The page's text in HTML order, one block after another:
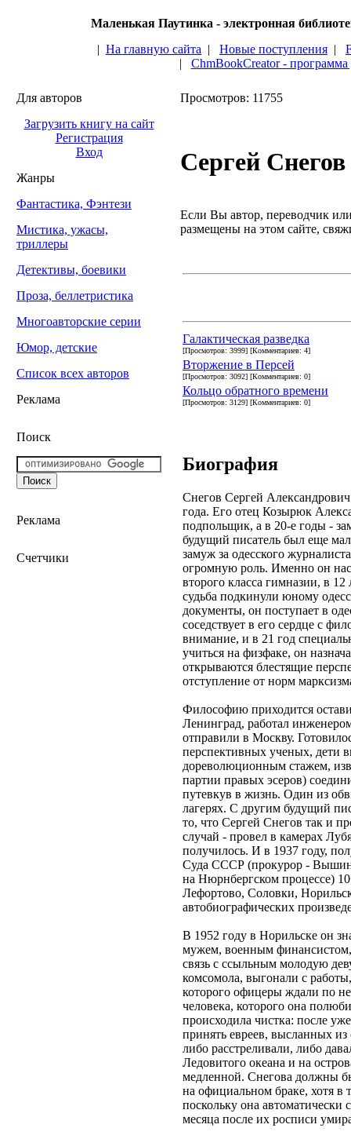
Маленькая Паутинка - электронная
| На главную сайта | Новые поступления |
| ChmBookCreator -
Для авторов
Загрузить книгу на сайт
Регистрация
Вход
Жанры
Фантастика, Фэнтези
Мистика, ужасы,
триллеры
Детективы, боевики
Проза, беллетристика
Многоавторские серии
Юмор, детские
Список всех авторов
Реклама
Поиск
Реклама
Счетчики
Просмотров: 11755
Сергей Снегов
Если Вы автор, переводчик
размещены на этом сайте,
Галактическая разведка
[Просмотров: 3999] [Комментариев: 4]
Вторжение в Персей
[Просмотров: 3092] [Комментариев: 0]
Кольцо обратного времени
[Просмотров: 3129] [Комментариев: 0]
Биография
Снегов Сергей
года. Его отец Козырюк
подпольщик, а в 20-е годы -
будущий писатель был еще
замуж за одесского
огромную роль. Именно он
второго класса гимназии, в
судьба подкинули юному
документы, он поступает в
соседствует в его сердце с
внимание, и в 21 год
учиться на физфаке, он
открываются блестящие
отступление от норм
Философию приходится
Ленинград, работал
отправили в Москву.
перспективных ученых, дети
дореволюционным стажем,
партии правых эсеров)
путевкув в жизнь. Один из
лагерях. С другим будущий
то, что Сергей Снегов так и
случай - провел в камерах
получилось. И в 1937 году,
Суда СССР (прокурор -
на Нюрнбергском процессе)
Лефортово, Соловки,
автобиографических
В 1952 году в Норильске он
мужем, военным финансистом,
связь с ссыльным молодую
комсомола, выгонали с
которого офицеры ждали по
человека, которого она
происходила чистка: после
принять евреев, высланных
либо расстреливали, либо
Ледовитого океана и на
медленной. Снегова должны
на официальном браке, хотя в
поскольку она автоматически
месяца после их росписи